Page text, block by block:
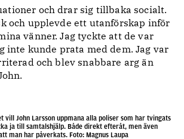
och drar sig tillbaka socialt.
och upplevde ett utanförskap inför
vänner. Jag tyckte att de var
inte kunde prata med dem. Jag var
och blev snabbare arg än
vill John Larsson uppmana alla poliser som har tvingats
ja till samtalshjälp. Både direkt efteråt, men även
man har påverkats. Foto: Magnus Laupa